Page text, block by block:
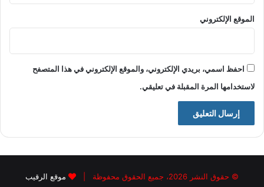
الموقع الإلكتروني
احفظ اسمي، بريدي الإلكتروني، والموقع الإلكتروني في هذا المتصفح
لاستخدامها المرة المقبلة في تعليقي.
© حقوق النشر 2026، جميع الحقوق محفوظة | موقع الرقيب